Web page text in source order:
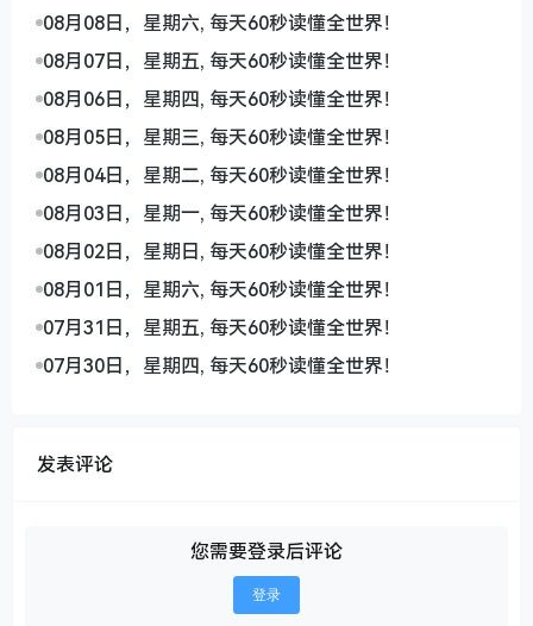
08月08日，星期六, 每天60秒读懂全世界！
08月07日，星期五, 每天60秒读懂全世界！
08月06日，星期四, 每天60秒读懂全世界！
08月05日，星期三, 每天60秒读懂全世界！
08月04日，星期二, 每天60秒读懂全世界！
08月03日，星期一, 每天60秒读懂全世界！
08月02日，星期日, 每天60秒读懂全世界！
08月01日，星期六, 每天60秒读懂全世界！
07月31日，星期五, 每天60秒读懂全世界！
07月30日，星期四, 每天60秒读懂全世界！
发表评论
您需要登录后评论
登录